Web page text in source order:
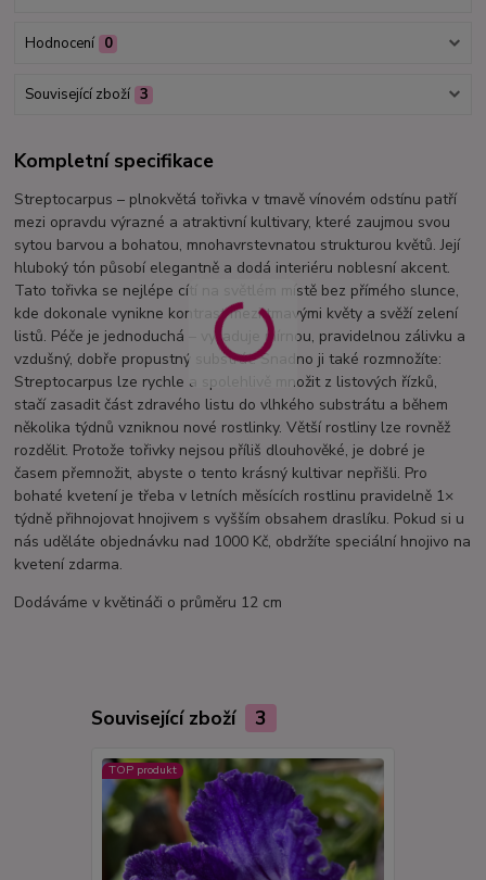
Hodnocení 0
Související zboží 3
Kompletní specifikace
Streptocarpus – plnokvětá tořivka v tmavě vínovém odstínu patří
mezi opravdu výrazné a atraktivní kultivary, které zaujmou svou
sytou barvou a bohatou, mnohavrstevnatou strukturou květů. Její
hluboký tón působí elegantně a dodá interiéru noblesní akcent.
Tato tořivka se nejlépe cítí na světlém místě bez přímého slunce,
kde dokonale vynikne kontrast mezi tmavými květy a svěží zelení
listů. Péče je jednoduchá – vyžaduje mírnou, pravidelnou zálivku a
vzdušný, dobře propustný substrát. Snadno ji také rozmnožíte:
Streptocarpus lze rychle a spolehlivě množit z listových řízků,
stačí zasadit část zdravého listu do vlhkého substrátu a během
několika týdnů vzniknou nové rostlinky. Větší rostliny lze rovněž
rozdělit. Protože tořivky nejsou příliš dlouhověké, je dobré je
časem přemnožit, abyste o tento krásný kultivar nepřišli. Pro
bohaté kvetení je třeba v letních měsících rostlinu pravidelně 1×
týdně přihnojovat hnojivem s vyšším obsahem draslíku. Pokud si u
nás uděláte objednávku nad 1000 Kč, obdržíte speciální hnojivo na
kvetení zdarma.
Dodáváme v květináči o průměru 12 cm
Související zboží 3
TOP produkt